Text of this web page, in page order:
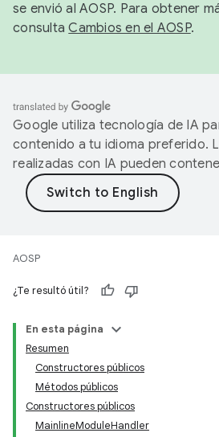
se envió al AOSP. Para obtener
consultaCambios en el AOSP.
Google utiliza tecnología de IA
contenido a tu idioma preferido.
realizadas con IA pueden
AOSP
¿Te resultó útil?
En esta página
Resumen
Constructores públicos
Métodos públicos
Constructores públicos
MainlineModuleHandler